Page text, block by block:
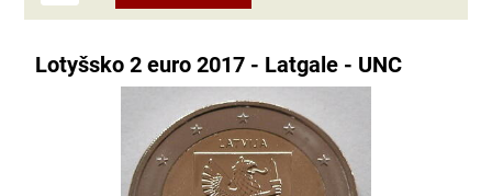
Lotyšsko 2 euro 2017 - Latgale - UNC